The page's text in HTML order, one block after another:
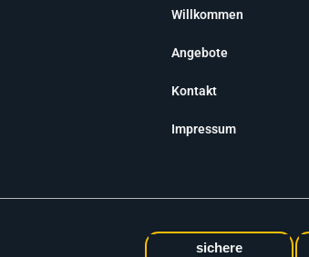
Willkommen
Angebote
Kontakt
Impressum
sichere